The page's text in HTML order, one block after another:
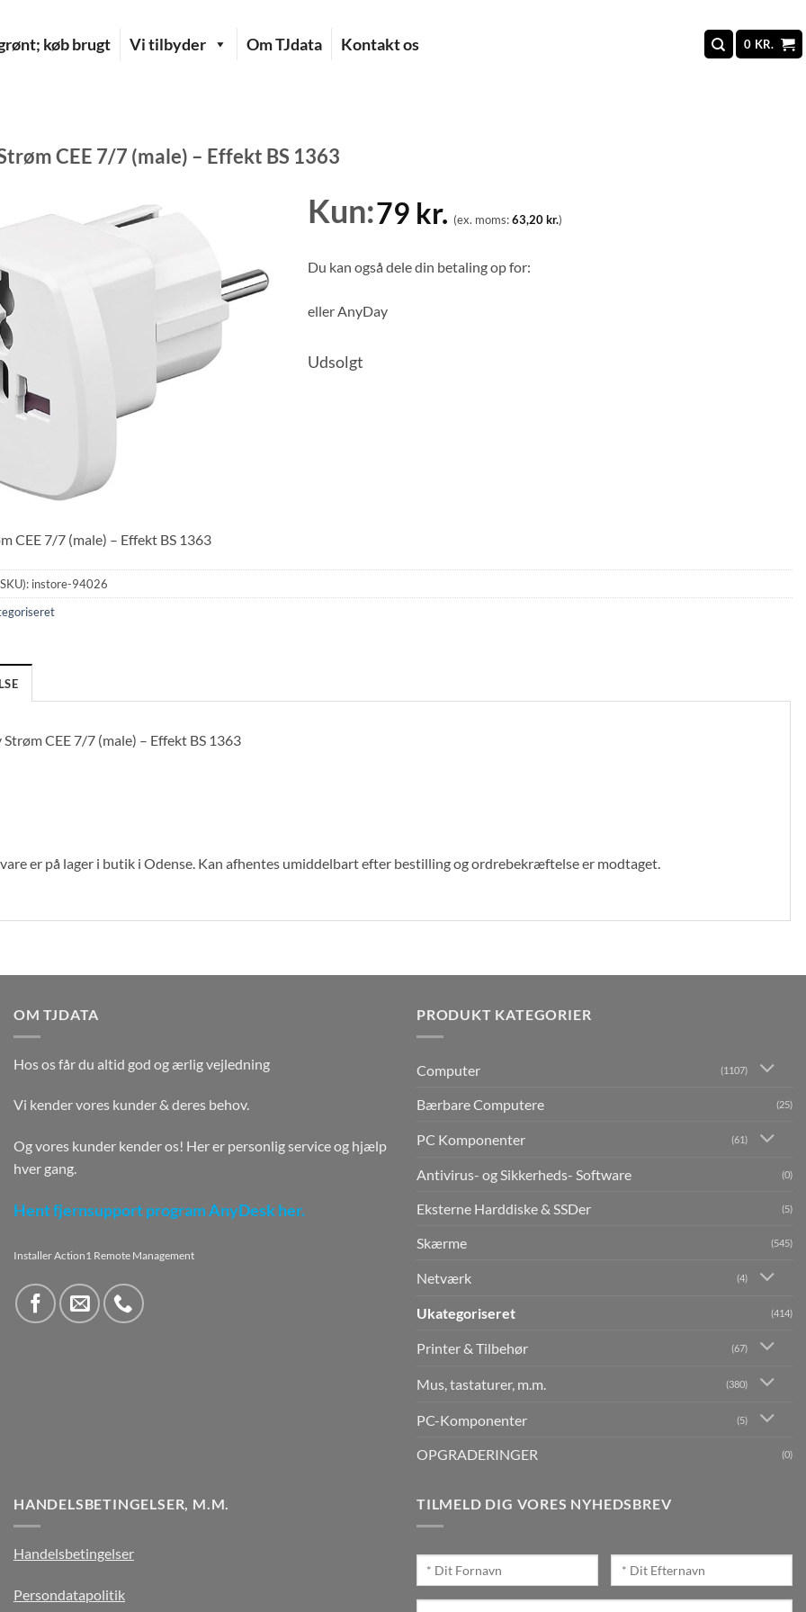
køb brugt Vi tilbyder Om TJdata Kontakt os 0 KR.
CEE 7/7 (male) – Effekt BS 1363
Kun:79 kr. (ex. moms:63,20kr.)
Du kan også dele din betaling op for:
ellerAnyDay
Udsolgt
CEE 7/7 (male) – Effekt BS 1363
instore-94026
Strøm CEE 7/7 (male) – Effekt BS 1363
er på lager i butik i Odense. Kan afhentes umiddelbart efter bestilling og ordrebekræftelse er modtaget.
OM TJDATA
Hos os får du altid god og ærlig vejledning
Vi kender vores kunder & deres behov.
Og vores kunder kender os! Her er personlig service og hjælp
hver gang.
Hent fjernsupport program AnyDesk her.
Installer Action1 Remote Management
PRODUKT KATEGORIER
Computer (1107)
Bærbare Computere (25)
PC Komponenter (61)
Antivirus- og Sikkerheds- Software (0)
Eksterne Harddiske & SSDer (5)
Skærme (545)
Netværk (4)
Ukategoriseret (414)
Printer & Tilbehør (67)
Mus, tastaturer, m.m. (380)
PC-Komponenter (5)
OPGRADERINGER (0)
HANDELSBETINGELSER, M.M.
Handelsbetingelser
Persondatapolitik
TILMELD DIG VORES NYHEDSBREV